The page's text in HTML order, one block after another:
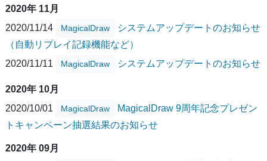
2020年 11月
2020/11/14
MagicalDraw
システムアップデートのお知らせ
（自動リプレイ記録機能など）
2020/11/11
MagicalDraw システムアップデートのお知らせ
2020年 10月
2020/10/01
MagicalDraw
MagicalDraw 9周年記念プレゼン
トキャンペーン抽選結果のお知らせ
2020年 09月